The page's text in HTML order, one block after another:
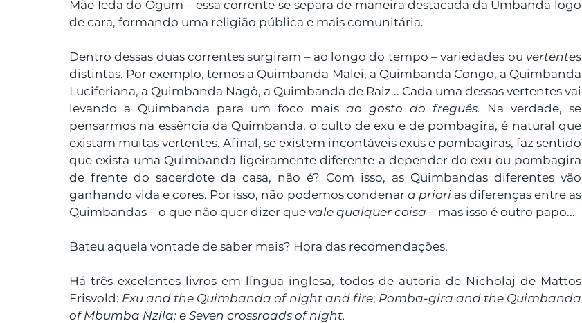
Mãe Ieda do Ogum – essa corrente se separa de maneira destacada da Umbanda logo
de cara, formando uma religião pública e mais comunitária.
Dentro dessas duas correntes surgiram – ao longo do tempo – variedades ou vertentes
distintas. Por exemplo, temos a Quimbanda Malei, a Quimbanda Congo, a Quimbanda
Luciferiana, a Quimbanda Nagô, a Quimbanda de Raiz... Cada uma dessas vertentes vai
levando a Quimbanda para um foco mais ao gosto do freguês. Na verdade, se
pensarmos na essência da Quimbanda, o culto de exu e de pombagira, é natural que
existam muitas vertentes. Afinal, se existem incontáveis exus e pombagiras, faz sentido
que exista uma Quimbanda ligeiramente diferente a depender do exu ou pombagira
de frente do sacerdote da casa, não é? Com isso, as Quimbandas diferentes vão
ganhando vida e cores. Por isso, não podemos condenar a priori as diferenças entre as
Quimbandas – o que não quer dizer que vale qualquer coisa – mas isso é outro papo...
Bateu aquela vontade de saber mais? Hora das recomendações.
Há três excelentes livros em língua inglesa, todos de autoria de Nicholaj de Mattos
Frisvold: Exu and the Quimbanda of night and fire; Pomba-gira and the Quimbanda
of Mbumba Nzila; e Seven crossroads of night.